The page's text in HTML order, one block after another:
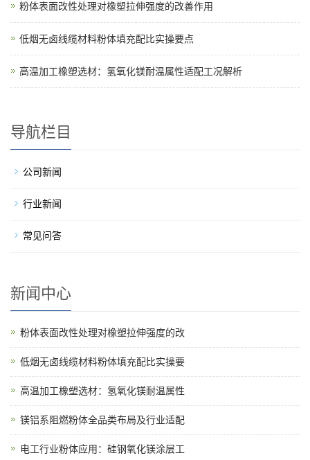
粉体表面改性处理对橡塑拉伸强度的改善作用
低烟无卤线缆材料粉体填充配比实操要点
高温加工橡塑选材：氢氧化镁耐温属性适配工况解析
导航栏目
公司新闻
行业新闻
常见问答
新闻中心
粉体表面改性处理对橡塑拉伸强度的改
低烟无卤线缆材料粉体填充配比实操要
高温加工橡塑选材：氢氧化镁耐温属性
镁铝系阻燃粉体全品类布局及行业适配
电工行业粉体应用：硅钢氧化镁涂层工